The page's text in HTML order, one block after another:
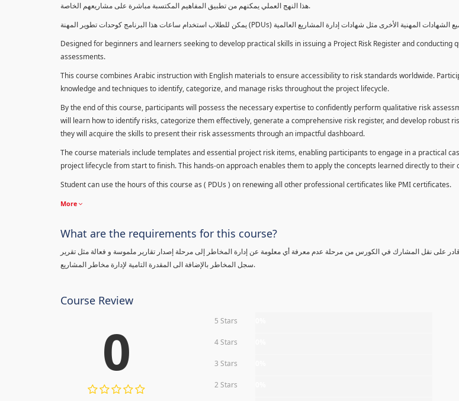
هذا النهج العملي يمكنهم من تطبيق المفاهيم المكتسبة مباشرة على مشاريعهم الخاصة.
Designed for beginners and learners seeking to develop practical skills in issuing a Project Risk Register and conducting
assessments.
This course combines Arabic instruction with English materials to ensure accessibility to risk standards worldwide.
knowledge and techniques to identify, categorize, and manage risks throughout the project lifecycle.
By the end of this course, participants will possess the necessary expertise to confidently perform qualitative risk
will learn how to identify risks, categorize them effectively, generate a comprehensive risk register, and develop robust
they will acquire the skills to present their risk assessments through an impactful dashboard.
The course materials include templates and essential project risk items, enabling participants to engage in a practical
project lifecycle from start to finish. This hands-on approach enables them to apply the concepts learned directly to their
Student can use the hours of this course as ( PDUs ) on renewing all other professional certificates like PMI certificates.
More
What are the requirements for this course?
لمدة 3 ساعات قادر على نقل المشارك في الكورس من مرحلة عدم معرفة أي معلومة عن إدارة المخاطر إلى مرحلة إصدار تقارير ملموسة و فعالة مثل تقرير
سجل المخاطر بالإضافة الى المقدرة التامية لإدارة مخاطر المشاريع.
Course Review
0 5 Stars
4 Stars
3 Stars
2 Stars